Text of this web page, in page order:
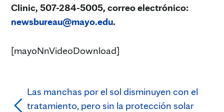
Clinic, 507-284-5005, correo electrónico:
newsbureau@mayo.edu.
[mayoNnVideoDownload]
Las manchas por el sol disminuyen con el
tratamiento, pero sin la protección solar